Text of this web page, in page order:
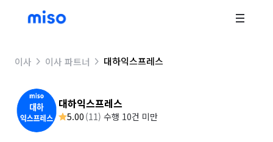
이사 이사 파트너 대하익스프레스
대하익스프레스
5.00 (11) 수행 10건 미만